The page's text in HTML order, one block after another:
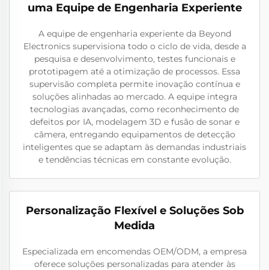
uma Equipe de Engenharia Experiente
A equipe de engenharia experiente da Beyond
Electronics supervisiona todo o ciclo de vida, desde a
pesquisa e desenvolvimento, testes funcionais e
prototipagem até a otimização de processos. Essa
supervisão completa permite inovação contínua e
soluções alinhadas ao mercado. A equipe integra
tecnologias avançadas, como reconhecimento de
defeitos por IA, modelagem 3D e fusão de sonar e
câmera, entregando equipamentos de detecção
inteligentes que se adaptam às demandas industriais
e tendências técnicas em constante evolução.
Personalização Flexível e Soluções Sob
Medida
Especializada em encomendas OEM/ODM, a empresa
oferece soluções personalizadas para atender às